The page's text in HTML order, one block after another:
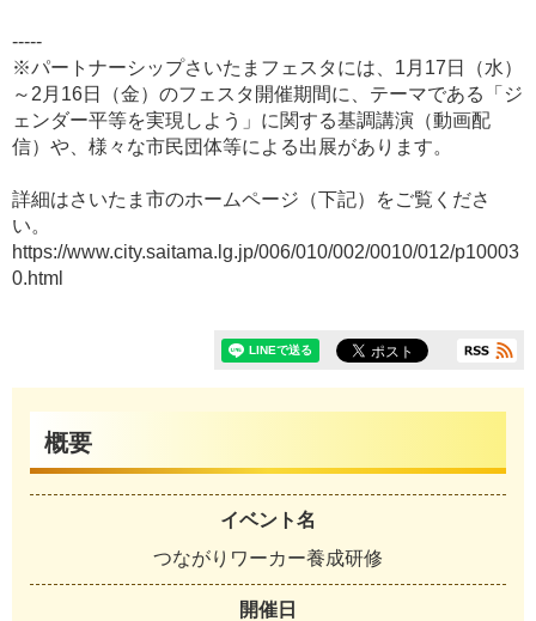
-----
※パートナーシップさいたまフェスタには、1月17日（水）
～2月16日（金）のフェスタ開催期間に、テーマである「ジ
ェンダー平等を実現しよう」に関する基調講演（動画配
信）や、様々な市民団体等による出展があります。
詳細はさいたま市のホームページ（下記）をご覧くださ
い。
https://www.city.saitama.lg.jp/006/010/002/0010/012/p10003
0.html
概要
イベント名
つながりワーカー養成研修
開催日